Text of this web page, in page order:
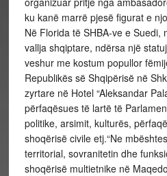
ku kanë marrë pjesë figurat e
Në Florida të SHBA-ve e Suedi,
vallja shqiptare, ndërsa një
veshur me kostum popullor
Republikës së Shqipërisë në
zyrtare në Hotel “Aleksandar
përfaqësues të lartë të
politike, arsimit, kulturës,
shoqërisë civile etj.“Ne
territorial, sovranitetin dhe
shoqërisë multietnike në